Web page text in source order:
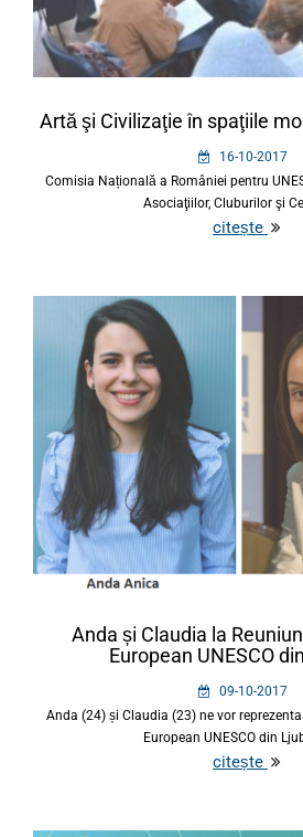
Artă şi Civilizaţie în spaţiile
16-10-2017
Comisia Națională a României pentru
Asociaţiilor, Cluburilor şi
citește
Anda și Claudia la
European UNESCO
09-10-2017
Anda (24) și Claudia (23) ne vor
European UNESCO din
citește